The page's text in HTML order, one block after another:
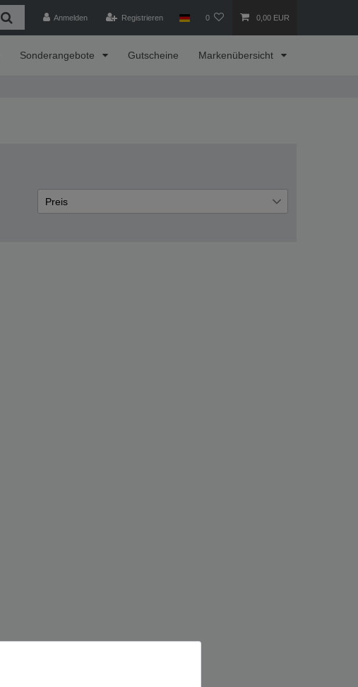
Anmelden Registrieren 0 0,00 EUR
Sonderangebote Gutscheine Markenübersicht
Preis